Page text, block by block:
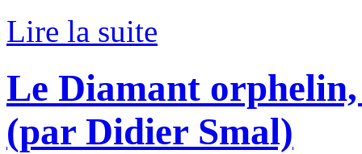
Lire la suite
Le Diamant
(par Didier Smal)